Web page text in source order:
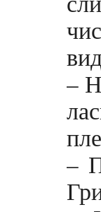
–
–